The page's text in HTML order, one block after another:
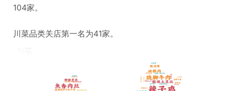
104家。
川菜品类关店第一名为41家。